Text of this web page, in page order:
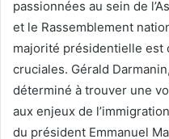
passionnées au sein de
et le Rassemblement
majorité présidentielle est
cruciales. Gérald
déterminé à trouver une
aux enjeux de
du président Emmanuel